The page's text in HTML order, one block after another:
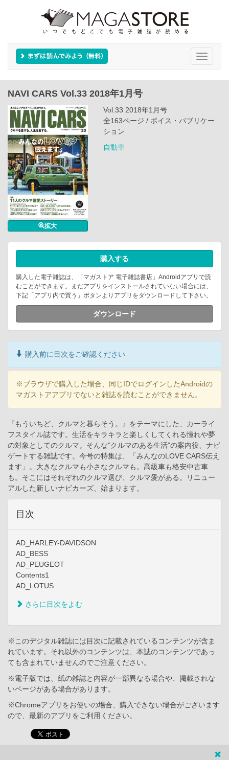
Toggle
NAVI CARS Vol.33 2018年1月号
拡大
Vol.33 2018年1月号
全163ページ / ボイス・パブリケー
ション
自動車
購入する
購入した電子雑誌は、「マガストア 電子雑誌書店」Androidアプリで読
むことができます。まだアプリをインストールされていない場合には、
下記「アプリ内で買う」ボタンよりアプリをダウンロードして下さい。
ダウンロード
購入前に目次をご確認ください
※ブラウザで購入した場合、同じIDでログインしたAndroidの
マガストアアプリでないと雑誌を読むことができません。
『もういちど、クルマと暮らそう。』をテーマにした、カーライ
フスタイル誌です。生活をキラキラと楽しくしてくれる憧れや夢
の対象としてのクルマ。そんな”クルマのある生活”の案内役、ナビ
ゲートする雑誌です。今号の特集は、「みんなのLOVE CARS伝え
ます」。大きなクルマも小さなクルマも。高級車も格安中古車
も。そこにはそれぞれのクルマ選び、クルマ愛がある。リニュー
アルした新しいナビカーズ、始まります。
目次
AD_HARLEY-DAVIDSON
AD_BESS
AD_PEUGEOT
Contents1
AD_LOTUS
さらに目次をよむ
※このデジタル雑誌には目次に記載されているコンテンツが含ま
れています。それ以外のコンテンツは、本誌のコンテンツであっ
ても含まれていませんのでご注意ください。
※電子版では、紙の雑誌と内容が一部異なる場合や、掲載されな
いページがある場合があります。
※Chromeアプリをお使いの場合、購入できない場合がございます
ので、最新のアプリをご利用ください。